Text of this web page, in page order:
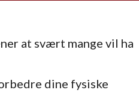
at svært mange vil ha
dine fysiske